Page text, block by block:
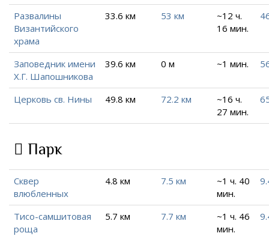
Развалины
Византийского
храма
33.6 км 53 км
~12 ч.
16 мин.
Заповедник имени
Х.Г. Шапошникова
39.6 км 0 м ~1 мин.
Церковь св. Нины 49.8 км 72.2 км
~16 ч.
27 мин.
Парк
Сквер
влюбленных
4.8 км 7.5 км
~1 ч. 40
мин.
Тисо-самшитовая
роща
5.7 км 7.7 км
~1 ч. 46
мин.